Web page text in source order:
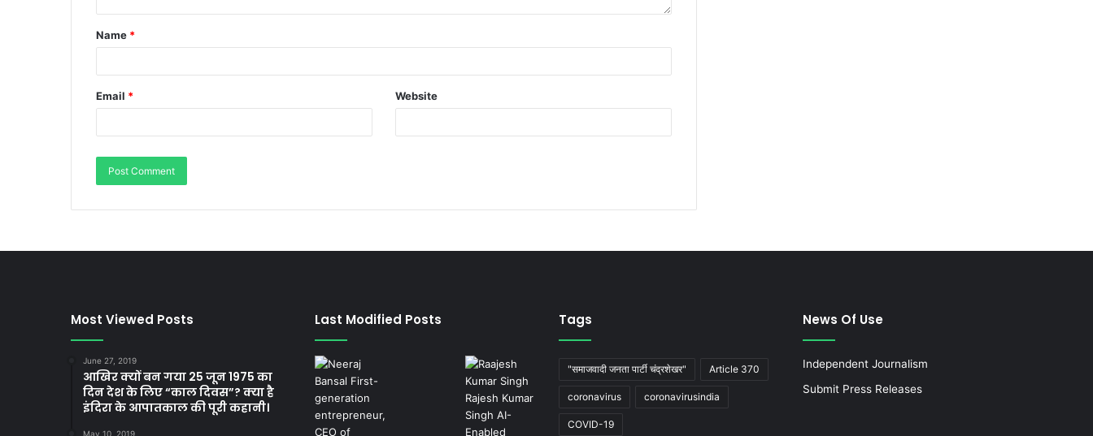
Name *
Email * Website
Most Viewed Posts
June 27, 2019
आखिर क्यों बन गया 25 जून 1975 का
दिन देश के लिए “काल दिवस”? क्या है
इंदिरा के आपातकाल की पूरी कहानी।
May 10, 2019
Last Modified Posts Tags
"समाजवादी जनता पार्टी चंद्रशेखर" Article 370
coronavirus coronavirusindia
COVID-19
News Of Use
Independent Journalism
Submit Press Releases